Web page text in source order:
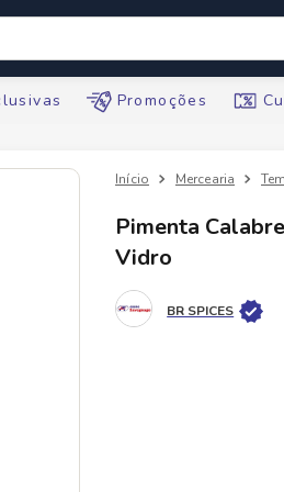
Promoções
Mercearia
Pimenta
Vidro
BR SPICES